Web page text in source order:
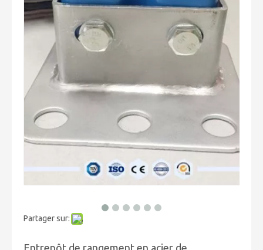
Partager sur:
Entrepôt de rangement en acier de